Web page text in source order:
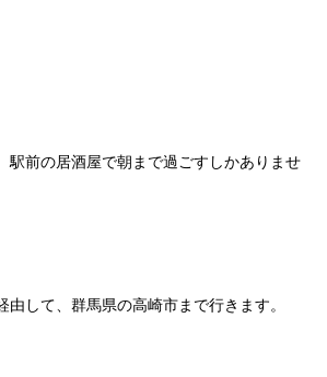
駅前の居酒屋で朝まで過ごすしかありませ
由して、群馬県の高崎市まで行きます。